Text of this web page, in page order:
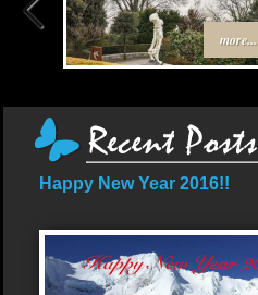
more...
Happy New Year 2016!!